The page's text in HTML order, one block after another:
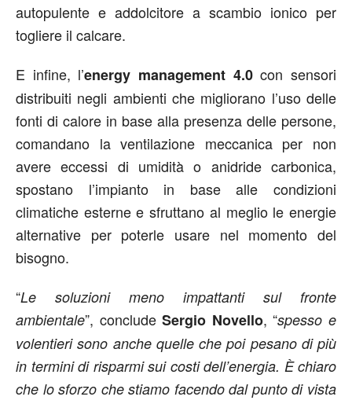
autopulente e addolcitore a scambio ionico per
togliere il calcare.
E infine, l’energy management 4.0con sensori
distribuiti negli ambienti che migliorano l’uso delle
fonti di calore in base alla presenza delle persone,
comandano la ventilazione meccanica per non
avere eccessi di umidità o anidride carbonica,
spostano l’impianto in base alle condizioni
climatiche esterne e sfruttano al meglio le energie
alternative per poterle usare nel momento del
bisogno.
“Le soluzioni meno impattanti sul fronte
ambientale”, concludeSergio Novello, “spesso e
volentieri sono anche quelle che poi pesano di più
in termini di risparmi sui costi dell’energia. È chiaro
che lo sforzo che stiamo facendo dal punto di vista